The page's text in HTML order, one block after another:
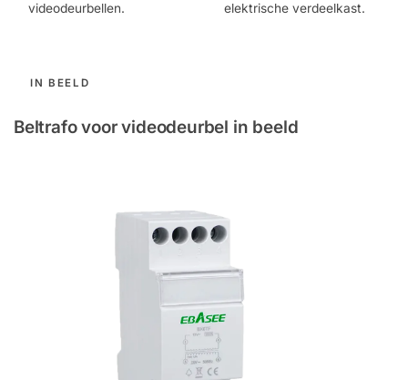
videodeurbellen.
elektrische verdeelkast.
IN BEELD
Beltrafo voor videodeurbel in beeld